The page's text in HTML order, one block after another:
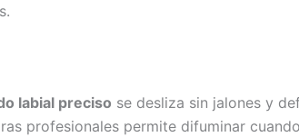
labial preciso se desliza sin jalones y
profesionales permite difuminar